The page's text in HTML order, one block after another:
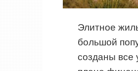
Элитное
большой
созданы все